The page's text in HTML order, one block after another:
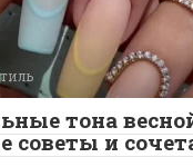
тона
советы и